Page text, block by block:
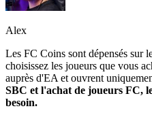
Alex
Les FC Coins sont dépensés sur
choisissez les joueurs que vous
auprès d'EA et ouvrent
SBC et l'achat de joueurs FC,
besoin.